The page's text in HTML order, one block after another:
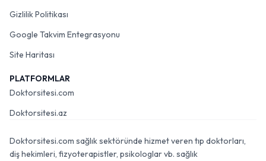
Gizlilik Politikası
Google Takvim Entegrasyonu
Site Haritası
PLATFORMLAR
Doktorsitesi.com
Doktorsitesi.az
Doktorsitesi.com sağlık sektöründe hizmet veren tıp doktorları,
diş hekimleri, fizyoterapistler, psikologlar vb. sağlık